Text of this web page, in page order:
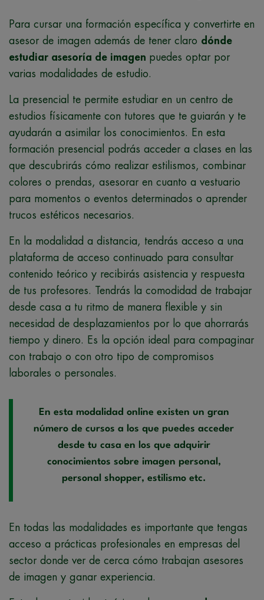
Para cursar una formación específica y convertirte en
asesor de imagen además de tener claro dónde
estudiar asesoría de imagen puedes optar por
varias modalidades de estudio.
La presencial te permite estudiar en un centro de
estudios físicamente con tutores que te guiarán y te
ayudarán a asimilar los conocimientos. En esta
formación presencial podrás acceder a clases en las
que descubrirás cómo realizar estilismos, combinar
colores o prendas, asesorar en cuanto a vestuario
para momentos o eventos determinados o aprender
trucos estéticos necesarios.
En la modalidad a distancia, tendrás acceso a una
plataforma de acceso continuado para consultar
contenido teórico y recibirás asistencia y respuesta
de tus profesores. Tendrás la comodidad de trabajar
desde casa a tu ritmo de manera flexible y sin
necesidad de desplazamientos por lo que ahorrarás
tiempo y dinero. Es la opción ideal para compaginar
con trabajo o con otro tipo de compromisos
laborales o personales.
En esta modalidad online existen un gran
número de cursos a los que puedes acceder
desde tu casa en los que adquirir
conocimientos sobre imagen personal,
personal shopper, estilismo etc.
En todas las modalidades es importante que tengas
acceso a prácticas profesionales en empresas del
sector donde ver de cerca cómo trabajan asesores
de imagen y ganar experiencia.